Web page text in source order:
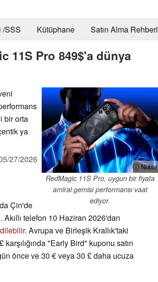
/SSS Kütüphane Satın Alma Rehberi
11S Pro 849$'a dünya
ⓘ Nubia
RedMagic 11S Pro, uygun bir fiyata
amiral gemisi performansı vaat
ediyor.
bir orta
ya
27/2026
Çin'de
telefon 10 Haziran 2026'dan
. Avrupa ve Birleşik Krallık'taki
"Early Bird" kuponu satın
önce ve 30 € veya 30 £ daha ucuza